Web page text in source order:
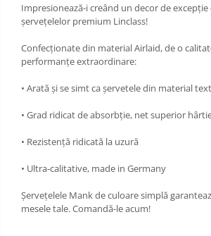
Impresionează-i creând un decor de
șervețelelor premium Linclass!
Confecționate din material Airlaid, de o
performanțe extraordinare:
• Arată și se simt ca șervetele din material
• Grad ridicat de absorbție, net superior
• Rezistență ridicată la uzură
• Ultra-calitative, made in Germany
Șervețelele Mank de culoare simplă
mesele tale. Comandă-le acum!